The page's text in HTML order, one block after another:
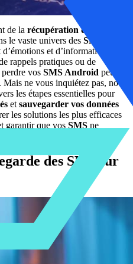
de la récupération de données
le vaste univers des SMS
et d’informations.
rappels pratiques ou de
vos SMS Android peut
ne vous inquiétez pas, nous
les étapes essentielles pour
etsauvegarder vos données
les solutions les plus efficaces
garantir que vosSMSne
de trace.
des SMS sur